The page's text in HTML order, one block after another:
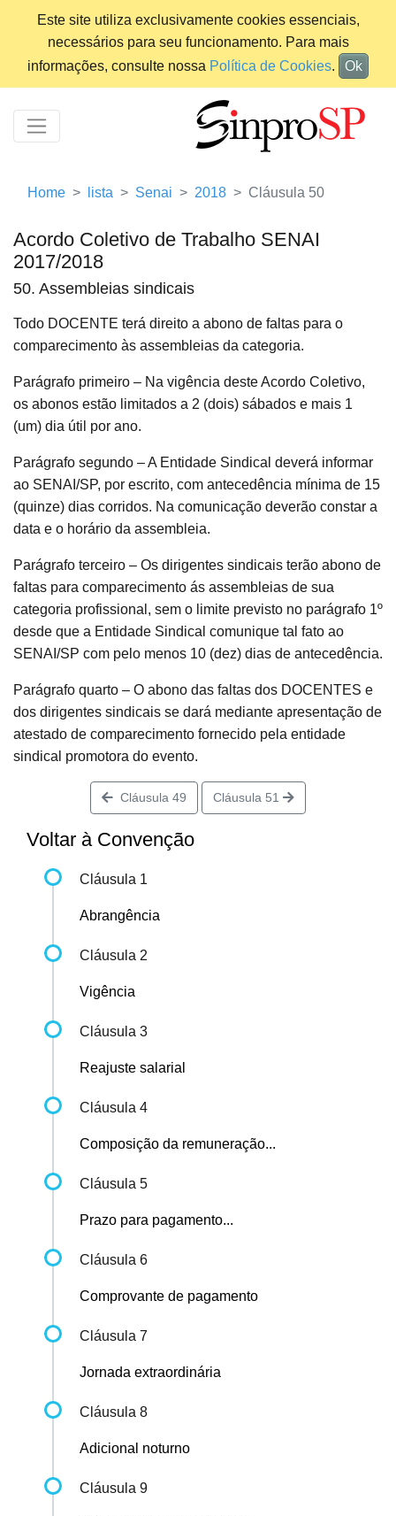
Este site utiliza exclusivamente cookies essenciais,
necessários para seu funcionamento. Para mais
informações, consulte nossa Política de Cookies. Ok
Home lista Senai 2018 Cláusula 50
Acordo Coletivo de Trabalho SENAI
2017/2018
50. Assembleias sindicais
Todo DOCENTE terá direito a abono de faltas para o
comparecimento às assembleias da categoria.
Parágrafo primeiro – Na vigência deste Acordo Coletivo,
os abonos estão limitados a 2 (dois) sábados e mais 1
(um) dia útil por ano.
Parágrafo segundo – A Entidade Sindical deverá informar
ao SENAI/SP, por escrito, com antecedência mínima de 15
(quinze) dias corridos. Na comunicação deverão constar a
data e o horário da assembleia.
Parágrafo terceiro – Os dirigentes sindicais terão abono de
faltas para comparecimento ás assembleias de sua
categoria profissional, sem o limite previsto no parágrafo 1º
desde que a Entidade Sindical comunique tal fato ao
SENAI/SP com pelo menos 10 (dez) dias de antecedência.
Parágrafo quarto – O abono das faltas dos DOCENTES e
dos dirigentes sindicais se dará mediante apresentação de
atestado de comparecimento fornecido pela entidade
sindical promotora do evento.
Cláusula 49 Cláusula 51
Voltar à Convenção
Cláusula 1
Abrangência
Cláusula 2
Vigência
Cláusula 3
Reajuste salarial
Cláusula 4
Composição da remuneração...
Cláusula 5
Prazo para pagamento...
Cláusula 6
Comprovante de pagamento
Cláusula 7
Jornada extraordinária
Cláusula 8
Adicional noturno
Cláusula 9